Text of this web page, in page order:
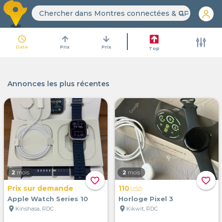
search
access_time
Date
arrow_upward
Prix
arrow_downward
Prix Top
Annonces les plus récentes
favorite_border
2 mois
Prix sur demande
Apple Watch Series 10
location_on Kinshasa, RDC
favorite_border
2 mois
110 USD
Horloge Pixel 3
location_on Kikwit, RDC